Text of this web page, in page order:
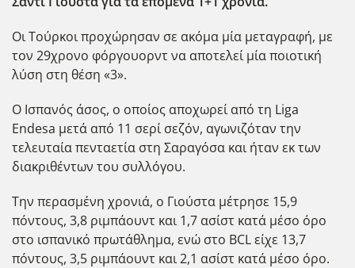
Οι Τούρκοι προχώρησαν σε ακόμα μία μεταγραφή, με
τον 29χρονο φόργουορντ να αποτελεί μία ποιοτική
λύση στη θέση «3».
Ο Ισπανός άσος, ο οποίος αποχωρεί από τη Liga
Endesa μετά από 11 σερί σεζόν, αγωνιζόταν την
τελευταία πενταετία στη Σαραγόσα και ήταν εκ των
διακριθέντων του συλλόγου.
Την περασμένη χρονιά, ο Γιούστα μέτρησε 15,9
πόντους, 3,8 ριμπάουντ και 1,7 ασίστ κατά μέσο όρο
στο ισπανικό πρωτάθλημα, ενώ στο BCL είχε 13,7
πόντους, 3,5 ριμπάουντ και 2,1 ασίστ κατά μέσο όρο.